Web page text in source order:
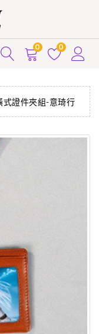
0 0
證件夾組-意琦行